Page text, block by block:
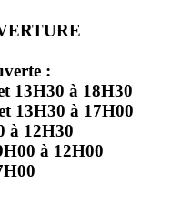
:
13H30 à 18H30
13H30 à 17H00
à 12H30
à 12H00